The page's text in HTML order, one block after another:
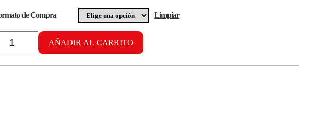
de Compra Limpiar
AÑADIR AL CARRITO